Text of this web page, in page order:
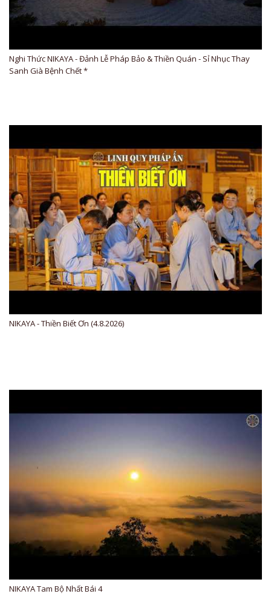
Nghi Thức NIKAYA - Đảnh Lễ Pháp Bảo & Thiền Quán - Sỉ Nhục Thay
Sanh Già Bệnh Chết *
NIKAYA - Thiền Biết Ơn (4.8.2026)
NIKAYA Tam Bộ Nhất Bái 4